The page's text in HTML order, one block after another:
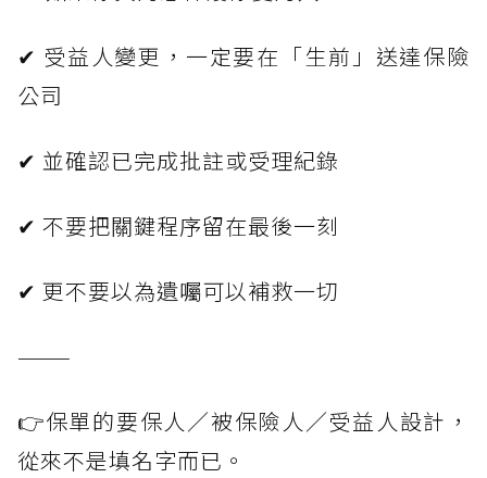
✔ 受益人變更，一定要在「生前」送達保險
公司
✔ 並確認已完成批註或受理紀錄
✔ 不要把關鍵程序留在最後一刻
✔ 更不要以為遺囑可以補救一切
———
👉保單的要保人／被保險人／受益人設計，
從來不是填名字而已。